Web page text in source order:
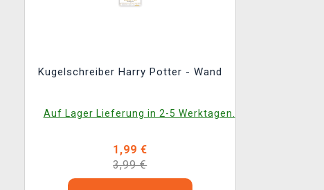
Kugelschreiber Harry Potter - Wand
Auf Lager Lieferung in 2-5 Werktagen.
1,99 €
3,99 €